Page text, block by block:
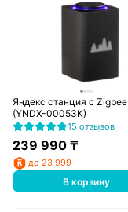
Яндекс станция с Zigbee
(YNDX-00053K)
15 отзывов
239 990₸
до 23 999
В корзину